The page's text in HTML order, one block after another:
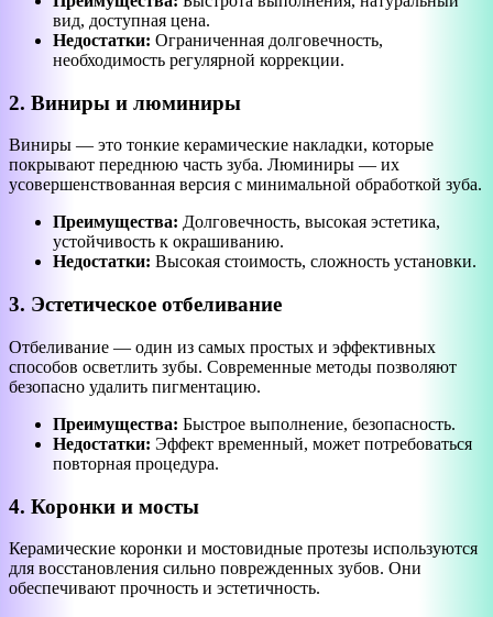
вид, доступная цена.
Недостатки: Ограниченная долговечность,
необходимость регулярной коррекции.
2. Виниры и люминиры
Виниры — это тонкие керамические накладки, которые
покрывают переднюю часть зуба. Люминиры — их
усовершенствованная версия с минимальной обработкой зуба.
Преимущества: Долговечность, высокая эстетика,
устойчивость к окрашиванию.
Недостатки: Высокая стоимость, сложность установки.
3. Эстетическое отбеливание
Отбеливание — один из самых простых и эффективных
способов осветлить зубы. Современные методы позволяют
безопасно удалить пигментацию.
Преимущества: Быстрое выполнение, безопасность.
Недостатки: Эффект временный, может потребоваться
повторная процедура.
4. Коронки и мосты
Керамические коронки и мостовидные протезы используются
для восстановления сильно поврежденных зубов. Они
обеспечивают прочность и эстетичность.